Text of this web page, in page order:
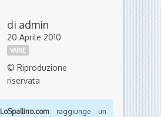
di admin
20 Aprile 2010
VARIE
© Riproduzione
riservata
LoSpallino.comraggiunge un